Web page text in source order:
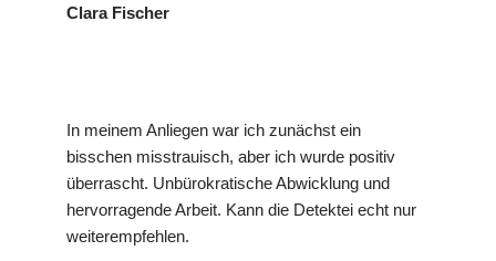
Clara Fischer
In meinem Anliegen war ich zunächst ein
bisschen misstrauisch, aber ich wurde positiv
überrascht. Unbürokratische Abwicklung und
hervorragende Arbeit. Kann die Detektei echt nur
weiterempfehlen.